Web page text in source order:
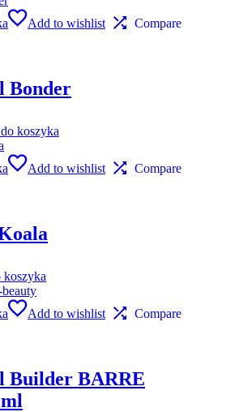
Add to wishlist Compare
Bonder
koszyka
Add to wishlist Compare
koszyka
Add to wishlist Compare
Builder BARRE